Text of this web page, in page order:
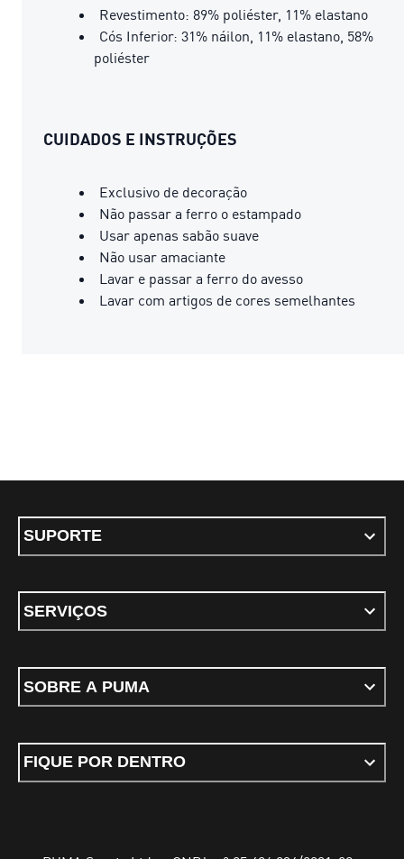
Revestimento: 89% poliéster, 11% elastano
Cós Inferior: 31% náilon, 11% elastano, 58%
poliéster
CUIDADOS E INSTRUÇÕES
Exclusivo de decoração
Não passar a ferro o estampado
Usar apenas sabão suave
Não usar amaciante
Lavar e passar a ferro do avesso
Lavar com artigos de cores semelhantes
SUPORTE
SERVIÇOS
SOBRE A PUMA
FIQUE POR DENTRO